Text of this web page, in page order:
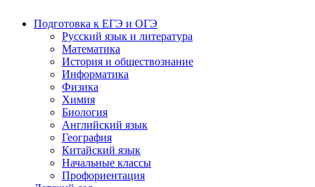
Подготовка к ЕГЭ и ОГЭ
Русский язык и литература
Математика
История и обществознание
Информатика
Физика
Химия
Биология
Английский язык
География
Китайский язык
Начальные классы
Профориентация